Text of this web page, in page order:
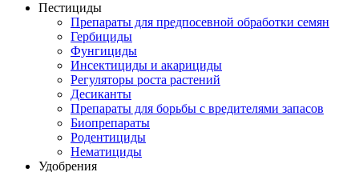
Пестициды
Препараты для предпосевной обработки семян
Гербициды
Фунгициды
Инсектициды и акарициды
Регуляторы роста растений
Десиканты
Препараты для борьбы с вредителями запасов
Биопрепараты
Родентициды
Нематициды
Удобрения